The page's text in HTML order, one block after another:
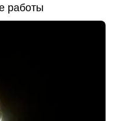
работы